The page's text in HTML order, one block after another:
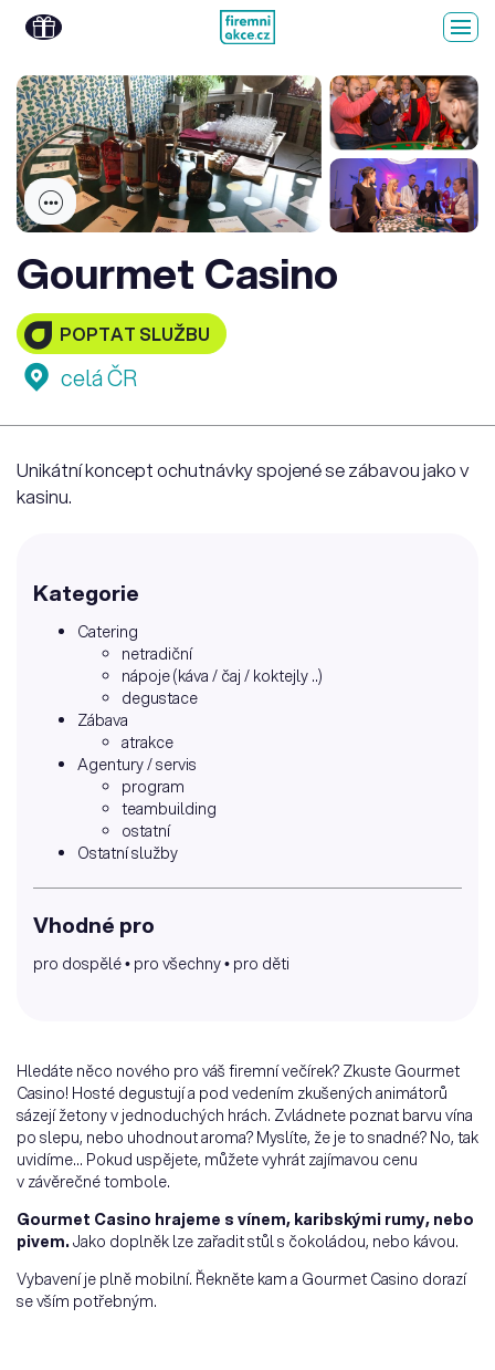
Gourmet Casino
POPTAT SLUŽBU
celá ČR
Unikátní koncept ochutnávky spojené se zábavou jako v
kasinu.
Kategorie
Catering
netradiční
nápoje (káva / čaj / koktejly ..)
degustace
Zábava
atrakce
Agentury / servis
program
teambuilding
ostatní
Ostatní služby
Vhodné pro
pro dospělé pro všechny pro děti
Hledáte něco nového pro váš firemní večírek? Zkuste Gourmet
Casino! Hosté degustují a pod vedením zkušených animátorů
sázejí žetony v jednoduchých hrách. Zvládnete poznat barvu vína
po slepu, nebo uhodnout aroma? Myslíte, že je to snadné? No, tak
uvidíme… Pokud uspějete, můžete vyhrát zajímavou cenu
v závěrečné tombole.
Gourmet Casino hrajeme s vínem, karibskými rumy, nebo
pivem. Jako doplněk lze zařadit stůl s čokoládou, nebo kávou.
Vybavení je plně mobilní. Řekněte kam a Gourmet Casino dorazí
se vším potřebným.